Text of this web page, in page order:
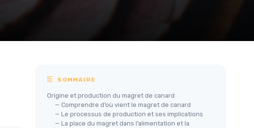
SOMMAIRE
Origine et production du magret de canard
— Comprendre d’où vient le magret de canard
— Le processus de production et ses implications
— La place du magret dans l’alimentation et la